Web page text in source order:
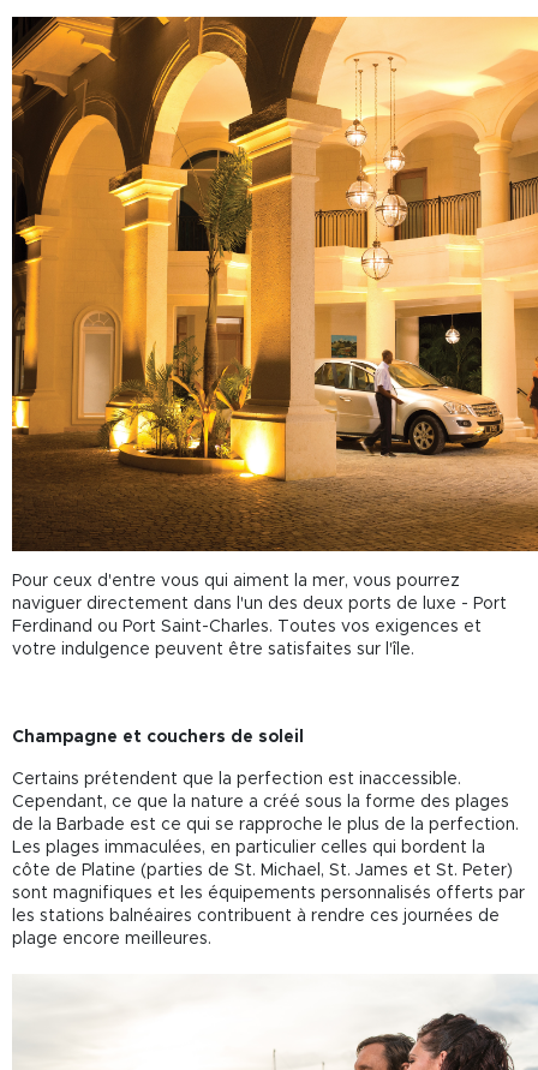
Pour ceux d'entre vous qui aiment la mer, vous pourrez
naviguer directement dans l'un des deux ports de luxe - Port
Ferdinand ou Port Saint-Charles. Toutes vos exigences et
votre indulgence peuvent être satisfaites sur l'île.
Champagne et couchers de soleil
Certains prétendent que la perfection est inaccessible.
Cependant, ce que la nature a créé sous la forme des plages
de la Barbade est ce qui se rapproche le plus de la perfection.
Les plages immaculées, en particulier celles qui bordent la
côte de Platine (parties de St. Michael, St. James et St. Peter)
sont magnifiques et les équipements personnalisés offerts par
les stations balnéaires contribuent à rendre ces journées de
plage encore meilleures.